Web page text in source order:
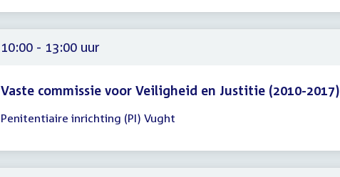
09:00
-
23:59
10:00 - 13:00 uur
Vaste commissie voor Veiligheid en Justitie (2010-2017)
vergadering
Penitentiaire inrichting (PI) Vught